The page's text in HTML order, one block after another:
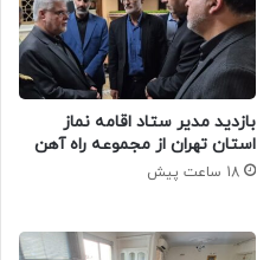
بازدید مدیر ستاد اقامه نماز
استان تهران از مجموعه راه آهن
18 ساعت پیش